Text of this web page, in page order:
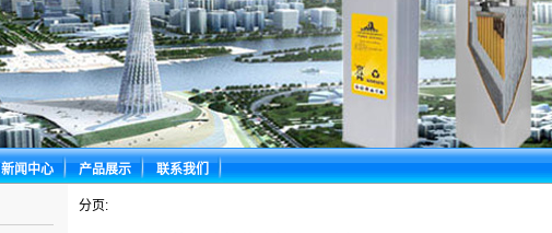
新闻中心 产品展示 联系我们
分页: